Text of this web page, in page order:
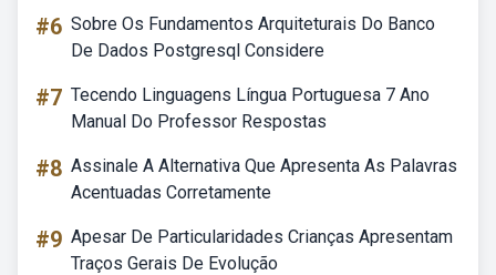
#6 Sobre Os Fundamentos Arquiteturais Do Banco
De Dados Postgresql Considere
#7 Tecendo Linguagens Língua Portuguesa 7 Ano
Manual Do Professor Respostas
#8 Assinale A Alternativa Que Apresenta As Palavras
Acentuadas Corretamente
#9 Apesar De Particularidades Crianças Apresentam
Traços Gerais De Evolução